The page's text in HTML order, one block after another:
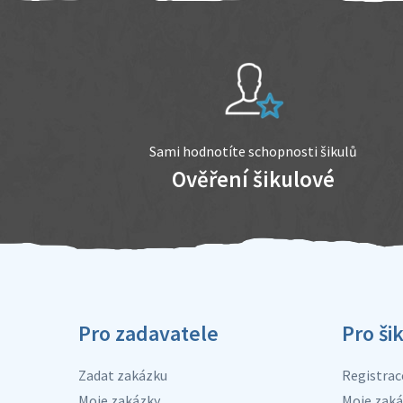
Sami hodnotíte schopnosti šikulů
Ověření šikulové
Pro zadavatele
Zadat zakázku
Pro